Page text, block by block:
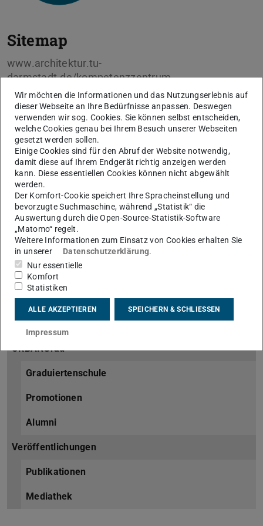
Sitemap
www.architektur.tu-
darmstadt.de/kompetenzzentrum
Über uns
Übersicht
Rückblick
Ziele
Team
Kooperationen
News
Forschung
Laufende
Abgeschlossene
URBANGrad
Graduiertenschule
Promotionen
Alumni
Veröffentlichungen
Publikationen
Mediathek
Wir möchten die Informationen und das Nutzungserlebnis auf
dieser Webseite an Ihre Bedürfnisse anpassen. Deswegen
verwenden wir sog. Cookies. Sie können selbst entscheiden,
welche Cookies genau bei Ihrem Besuch unserer Webseiten
gesetzt werden sollen.
Einige Cookies sind für den Abruf der Website notwendig,
damit diese auf Ihrem Endgerät richtig anzeigen werden
kann. Diese essentiellen Cookies können nicht abgewählt
werden.
Der Komfort-Cookie speichert Ihre Spracheinstellung und
bevorzugte Suchmaschine, während „Statistik“ die
Auswertung durch die Open-Source-Statistik-Software
„Matomo“ regelt.
Weitere Informationen zum Einsatz von Cookies erhalten Sie
in unserer
Datenschutzerklärung.
Nur essentielle
Komfort
Statistiken
ALLE AKZEPTIEREN SPEICHERN & SCHLIESSEN
Impressum